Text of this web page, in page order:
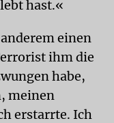
hast.«
einen
ihm die
habe,
meinen
erstarrte. Ich